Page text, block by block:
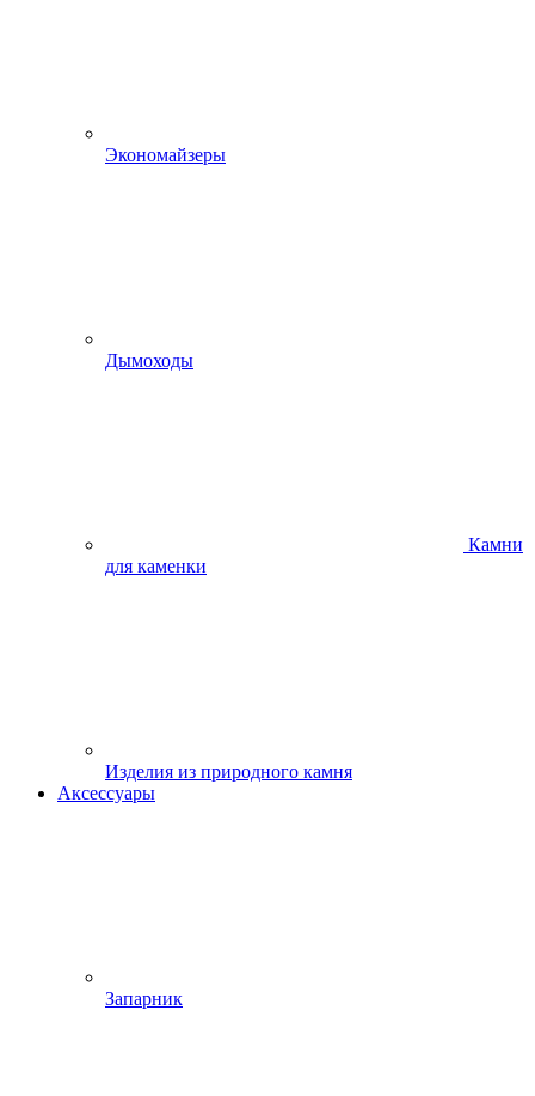
Экономайзеры
Дымоходы
Камни
для каменки
Изделия из природного камня
Аксессуары
Запарник